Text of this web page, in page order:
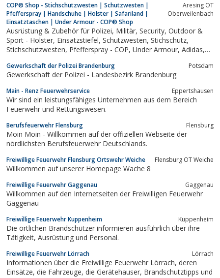
COP® Shop - Stichschutzwesten | Schutzwesten |
Pfefferspray | Handschuhe | Holster | Safariland |
Einsatztaschen | Under Armour - COP® Shop
Aresing OT
Oberweilenbach
Ausrüstung & Zubehör für Polizei, Militär, Security, Outdoor &
Sport - Holster, Einsatzstiefel, Schutzwesten, Stichschutz,
Stichschutzwesten, Pfefferspray - COP, Under Armour, Adidas,
Gewerkschaft der Polizei Brandenburg Potsdam
Gewerkschaft der Polizei - Landesbezirk Brandenburg
Main - Renz Feuerwehrservice Eppertshausen
Wir sind ein leistungsfähiges Unternehmen aus dem Bereich
Feuerwehr und Rettungswesen.
Berufsfeuerwehr Flensburg Flensburg
Moin Moin - Willkommen auf der offiziellen Webseite der
nördlichsten Berufsfeuerwehr Deutschlands.
Freiwillige Feuerwehr Flensburg Ortswehr Weiche Flensburg OT Weiche
Willkommen auf unserer Homepage Wache 8
Freiwillige Feuerwehr Gaggenau Gaggenau
Willkommen auf den Internetseiten der Freiwilligen Feuerwehr
Gaggenau
Freiwillige Feuerwehr Kuppenheim Kuppenheim
Die örtlichen Brandschützer informieren ausführlich über ihre
Tätigkeit, Ausrüstung und Personal.
Freiwillige Feuerwehr Lörrach Lörrach
Informationen über die Freiwillige Feuerwehr Lörrach, deren
Einsätze, die Fahrzeuge, die Gerätehauser, Brandschutztipps und